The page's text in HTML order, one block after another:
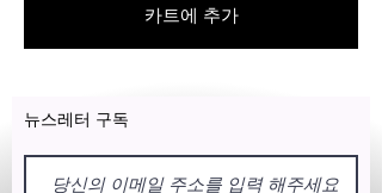
나 손상 없이 배달 날짜 이후 일. 어
떤 이유로든 배송일로부터 2개월 이
해외 고객의 경우: 품목은 14일 이내
에만 무료로 교체될 수 있습니다. 손
상된 사진의 증거가 우리에게 보여
카트에 추가
뉴스레터 구독